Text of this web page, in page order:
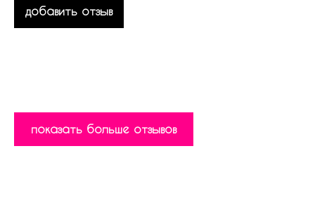
добавить отзыв
показать больше отзывов